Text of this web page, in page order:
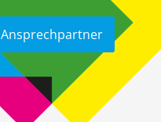
Ansprechpartner